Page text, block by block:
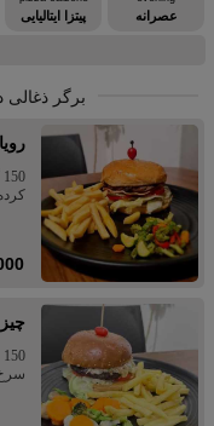
عصرانه پیتزا ایتالیایی
برگر